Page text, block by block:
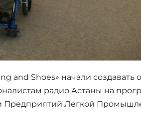
and Shoes» начали
радио Астаны на
Предприятий Легкой